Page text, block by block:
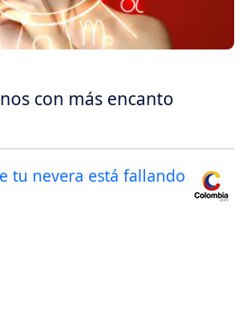
con más encanto